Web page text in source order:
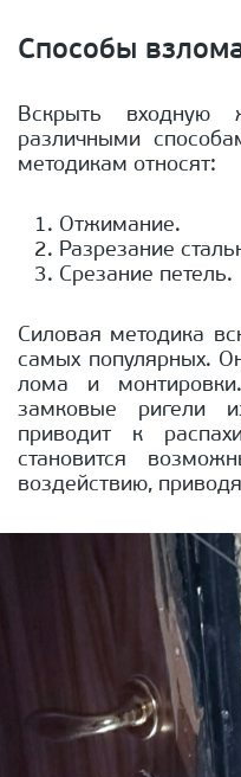
Способы
Вскрыть входную
различными
методикам относят:
Отжимание.
Разрезание
Срезание петель.
Силовая методика
самых популярных.
лома и
замковые ригели
приводит к
становится
воздействию,